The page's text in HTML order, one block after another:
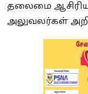
தலைமை
அலுவலர்கள்